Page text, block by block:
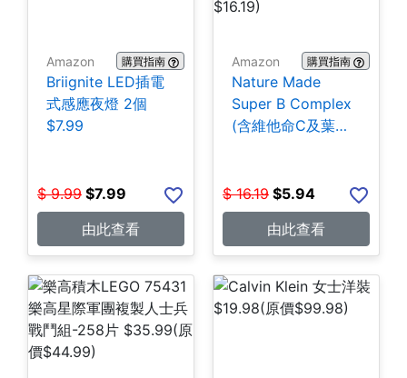
Amazon 購買指南
Briignite LED插電
式感應夜燈 2個
$7.99
$ 9.99 $7.99
由此查看
Amazon 購買指南
Nature Made
Super B Complex
(含維他命C及葉酸)
$ 16.19 $5.94
由此查看